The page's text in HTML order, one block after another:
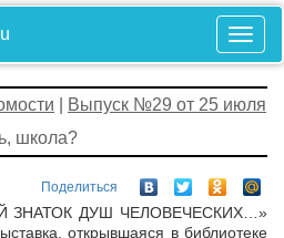
Выпуск №29 от 25 июля
школа?
Поделиться
ЗНАТОК ДУШ ЧЕЛОВЕЧЕСКИХ…»
открывшаяся в библиотеке